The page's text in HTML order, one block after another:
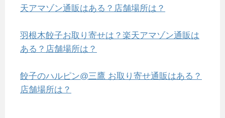
天アマゾン通販はある？店舗場所は？
羽根木餃子お取り寄せは？楽天アマゾン通販は
ある？店舗場所は？
餃子のハルピン@三鷹 お取り寄せ通販はある？
店舗場所は？